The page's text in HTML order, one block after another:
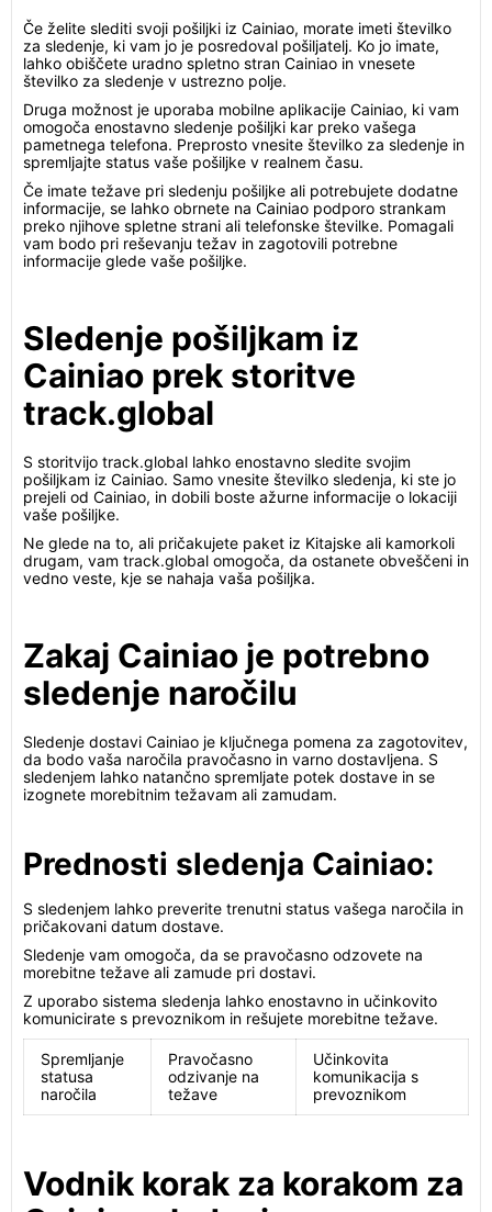
Če želite slediti svoji pošiljki iz Cainiao, morate imeti številko
za sledenje, ki vam jo je posredoval pošiljatelj. Ko jo imate,
lahko obiščete uradno spletno stran Cainiao in vnesete
številko za sledenje v ustrezno polje.
Druga možnost je uporaba mobilne aplikacije Cainiao, ki vam
omogoča enostavno sledenje pošiljki kar preko vašega
pametnega telefona. Preprosto vnesite številko za sledenje in
spremljajte status vaše pošiljke v realnem času.
Če imate težave pri sledenju pošiljke ali potrebujete dodatne
informacije, se lahko obrnete na Cainiao podporo strankam
preko njihove spletne strani ali telefonske številke. Pomagali
vam bodo pri reševanju težav in zagotovili potrebne
informacije glede vaše pošiljke.
Sledenje pošiljkam iz
Cainiao prek storitve
track.global
S storitvijo track.global lahko enostavno sledite svojim
pošiljkam iz Cainiao. Samo vnesite številko sledenja, ki ste jo
prejeli od Cainiao, in dobili boste ažurne informacije o lokaciji
vaše pošiljke.
Ne glede na to, ali pričakujete paket iz Kitajske ali kamorkoli
drugam, vam track.global omogoča, da ostanete obveščeni in
vedno veste, kje se nahaja vaša pošiljka.
Zakaj Cainiao je potrebno
sledenje naročilu
Sledenje dostavi Cainiao je ključnega pomena za zagotovitev,
da bodo vaša naročila pravočasno in varno dostavljena. S
sledenjem lahko natančno spremljate potek dostave in se
izognete morebitnim težavam ali zamudam.
Prednosti sledenja Cainiao:
S sledenjem lahko preverite trenutni status vašega naročila in
pričakovani datum dostave.
Sledenje vam omogoča, da se pravočasno odzovete na
morebitne težave ali zamude pri dostavi.
Z uporabo sistema sledenja lahko enostavno in učinkovito
komunicirate s prevoznikom in rešujete morebitne težave.
Spremljanje
statusa
naročila
Pravočasno
odzivanje na
težave
Učinkovita
komunikacija s
prevoznikom
Vodnik korak za korakom za